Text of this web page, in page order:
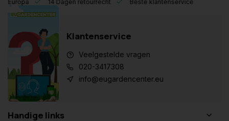
Europa 14 Dagen retourrecht Beste klantenservice
Klantenservice
Veelgestelde vragen
020-3417308
info@eugardencenter.eu
Handige links